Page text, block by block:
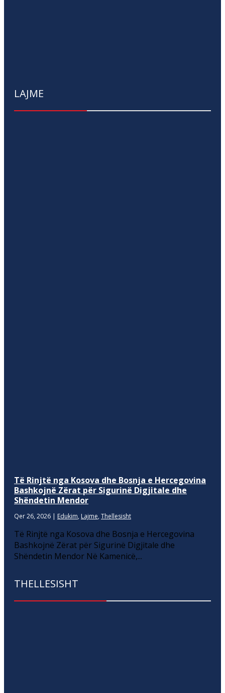
LAJME
Të Rinjtë nga Kosova dhe Bosnja e Hercegovina
Bashkojnë Zërat për Sigurinë Digjitale dhe
Shëndetin Mendor
Qer 26, 2026 | Edukim, Lajme, Thellesisht
Të Rinjtë nga Kosova dhe Bosnja e Hercegovina
Bashkojnë Zërat për Sigurinë Digjitale dhe
Shëndetin Mendor Në Kamenicë,...
THELLESISHT